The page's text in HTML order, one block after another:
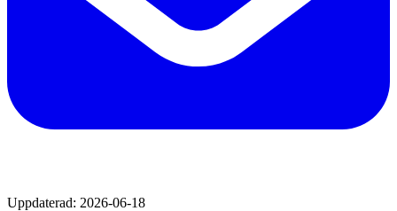
Uppdaterad: 2026-06-18